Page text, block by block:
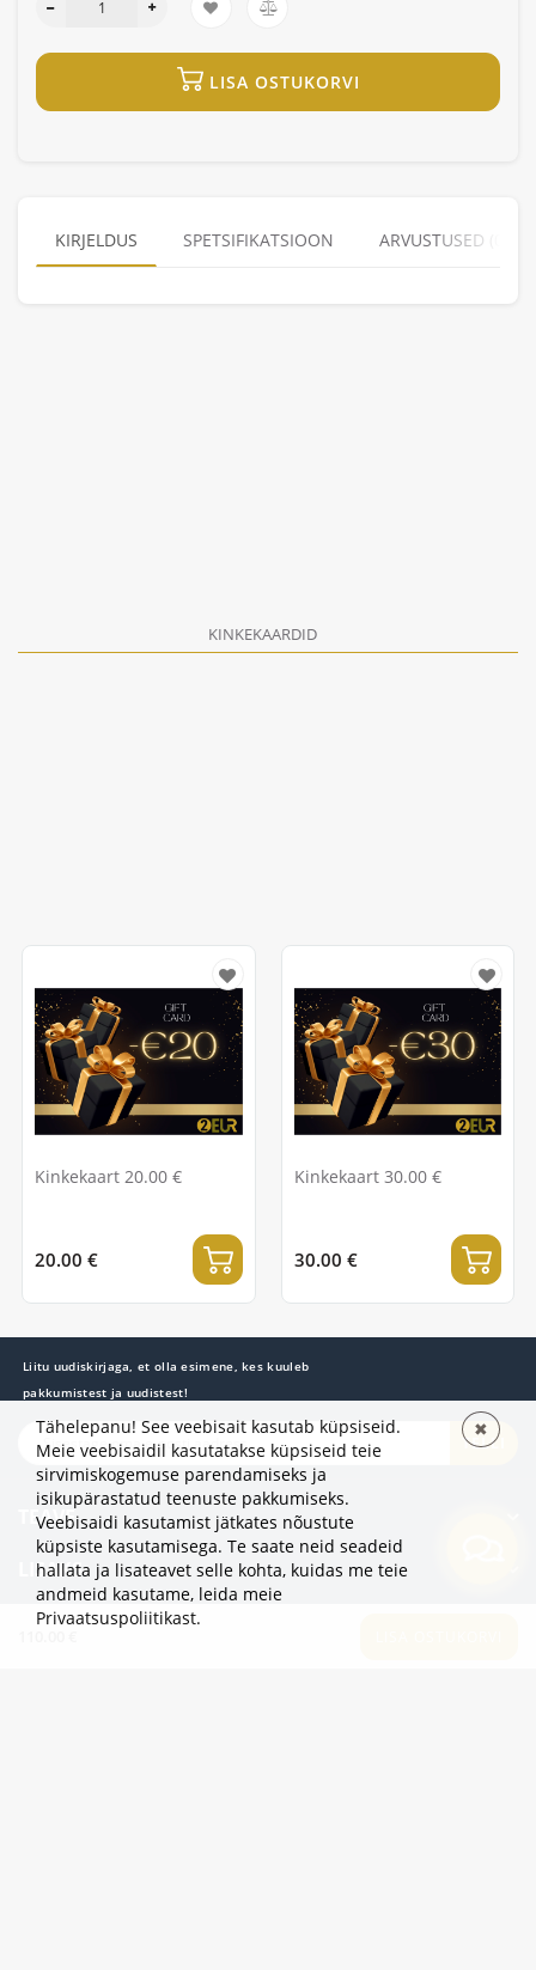
LISA OSTUKORVI
KIRJELDUS SPETSIFIKATSIOON ARVUSTUSED (0)
KINKEKAARDID
Kinkekaart 20.00 €
20.00 €
Kinkekaart 30.00 €
30.00 €
Liitu uudiskirjaga, et olla esimene, kes kuuleb
pakkumistest ja uudistest!
TELLI
TEAVE
LISAKS
KATEGOORIAD
Tähelepanu! See veebisait kasutab küpsiseid.
Meie veebisaidil kasutatakse küpsiseid teie
sirvimiskogemuse parendamiseks ja
isikupärastatud teenuste pakkumiseks.
Veebisaidi kasutamist jätkates nõustute
küpsiste kasutamisega. Te saate neid seadeid
hallata ja lisateavet selle kohta, kuidas me teie
andmeid kasutame, leida meie
Privaatsuspoliitikast.
✖